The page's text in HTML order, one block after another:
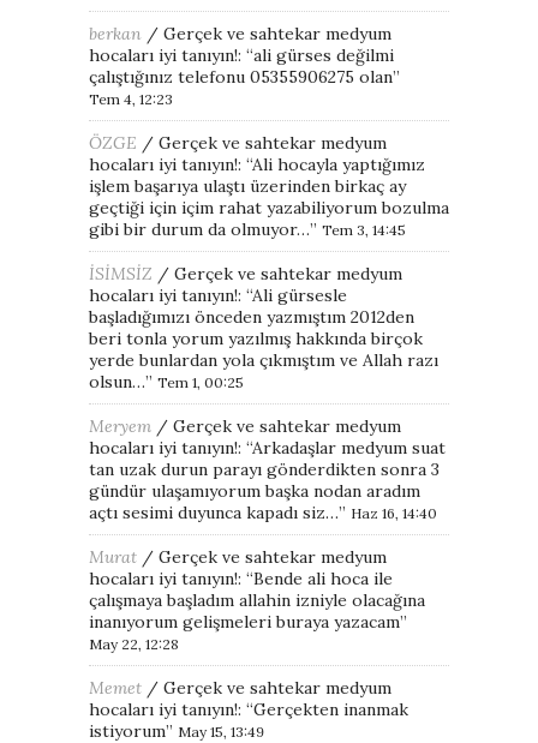
berkan / Gerçek ve sahtekar medyum
hocaları iyi tanıyın!: “ali gürses değilmi
çalıştığınız telefonu 05355906275 olan”
Tem 4, 12:23
ÖZGE / Gerçek ve sahtekar medyum
hocaları iyi tanıyın!: “Ali hocayla yaptığımız
işlem başarıya ulaştı üzerinden birkaç ay
geçtiği için içim rahat yazabiliyorum bozulma
gibi bir durum da olmuyor…” Tem 3, 14:45
İSİMSİZ / Gerçek ve sahtekar medyum
hocaları iyi tanıyın!: “Ali gürsesle
başladığımızı önceden yazmıştım 2012den
beri tonla yorum yazılmış hakkında birçok
yerde bunlardan yola çıkmıştım ve Allah razı
olsun…” Tem 1, 00:25
Meryem / Gerçek ve sahtekar medyum
hocaları iyi tanıyın!: “Arkadaşlar medyum suat
tan uzak durun parayı gönderdikten sonra 3
gündür ulaşamıyorum başka nodan aradım
açtı sesimi duyunca kapadı siz…” Haz 16, 14:40
Murat / Gerçek ve sahtekar medyum
hocaları iyi tanıyın!: “Bende ali hoca ile
çalışmaya başladım allahin izniyle olacağına
inanıyorum gelişmeleri buraya yazacam”
May 22, 12:28
Memet / Gerçek ve sahtekar medyum
hocaları iyi tanıyın!: “Gerçekten inanmak
istiyorum” May 15, 13:49